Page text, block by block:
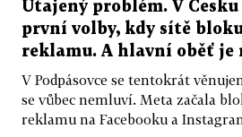
Utajený problém. V
první volby, kdy sítě
reklamu. A hlavní oběť je
V Podpásovce se tentokrát
se vůbec nemluví. Meta začala
reklamu na Facebooku a